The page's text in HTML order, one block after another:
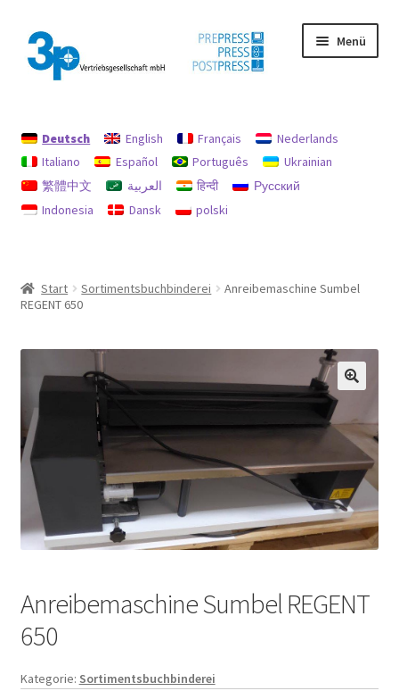
Zur
Navigation
springen
Zum
Inhalt
springen
Menü
Datenschutz
Gebrauchtmaschinen
Deutsch English Français
Nederlands
Italiano
Español Português
Ukrainian
繁體中文
العربية हिन्दी
Русский
Indonesia
Dansk polski
Start Sortimentsbuchbinderei
Anreibemaschine Sumbel
REGENT 650
Anreibemaschine Sumbel REGENT
650
Kategorie: Sortimentsbuchbinderei